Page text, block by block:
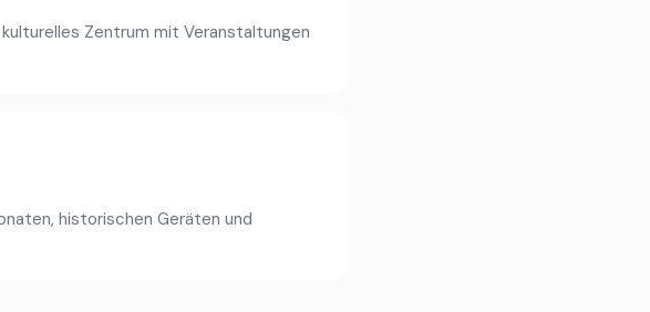
Zentrum mit Veranstaltungen
historischen Geräten und